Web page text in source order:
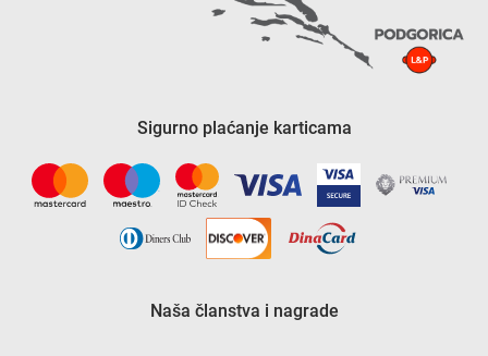
Sigurno plaćanje karticama
Naša članstva i nagrade